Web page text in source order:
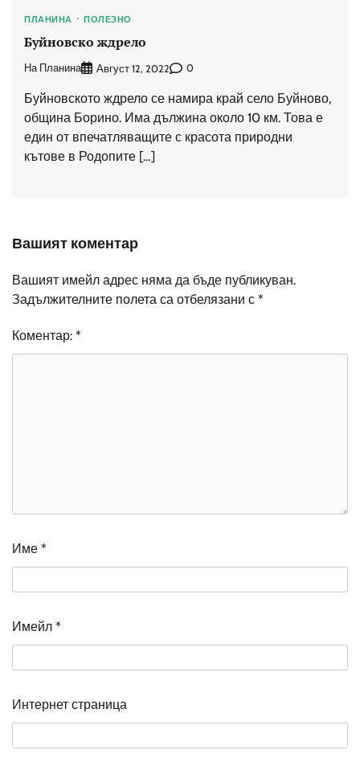
ПЛАНИНА ПОЛЕЗНО
Буйновско ждрело
На Планина Август 12, 2022 0
Буйновското ждрело се намира край село Буйново,
община Борино. Има дължина около 10 км. Това е
един от впечатляващите с красота природни
кътове в Родопите […]
Вашият коментар
Вашият имейл адрес няма да бъде публикуван.
Задължителните полета са отбелязани с *
Коментар: *
Име *
Имейл *
Интернет страница